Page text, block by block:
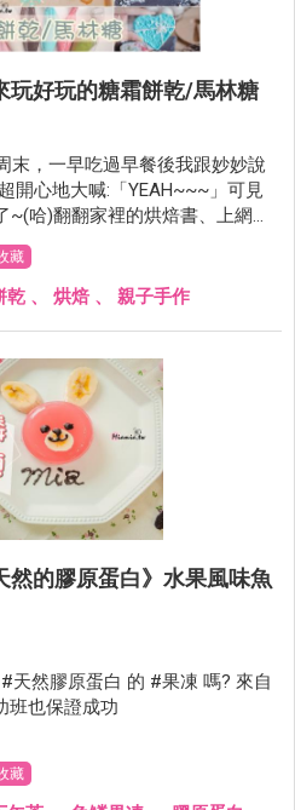
玩好玩的糖霜餅乾/馬林糖
末，一早吃過早餐後我跟妙妙說
開心地大喊:「YEAH~~~」可見
哈)翻翻家裡的烘焙書、上網參
但應該不難，就應景一下來做
！
藏
乾 、 烘焙 、 親子手作
然的膠原蛋白》水果風味魚
天然膠原蛋白 的 #果凍 嗎? 來自
班也保證成功
藏